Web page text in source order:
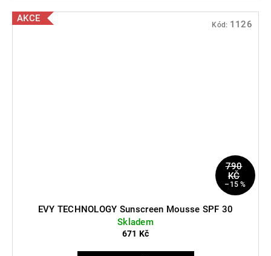
AKCE
790
KČ
–15 %
EVY TECHNOLOGY Sunscreen Mousse SPF 30
Skladem
671 Kč
Kód: 1126